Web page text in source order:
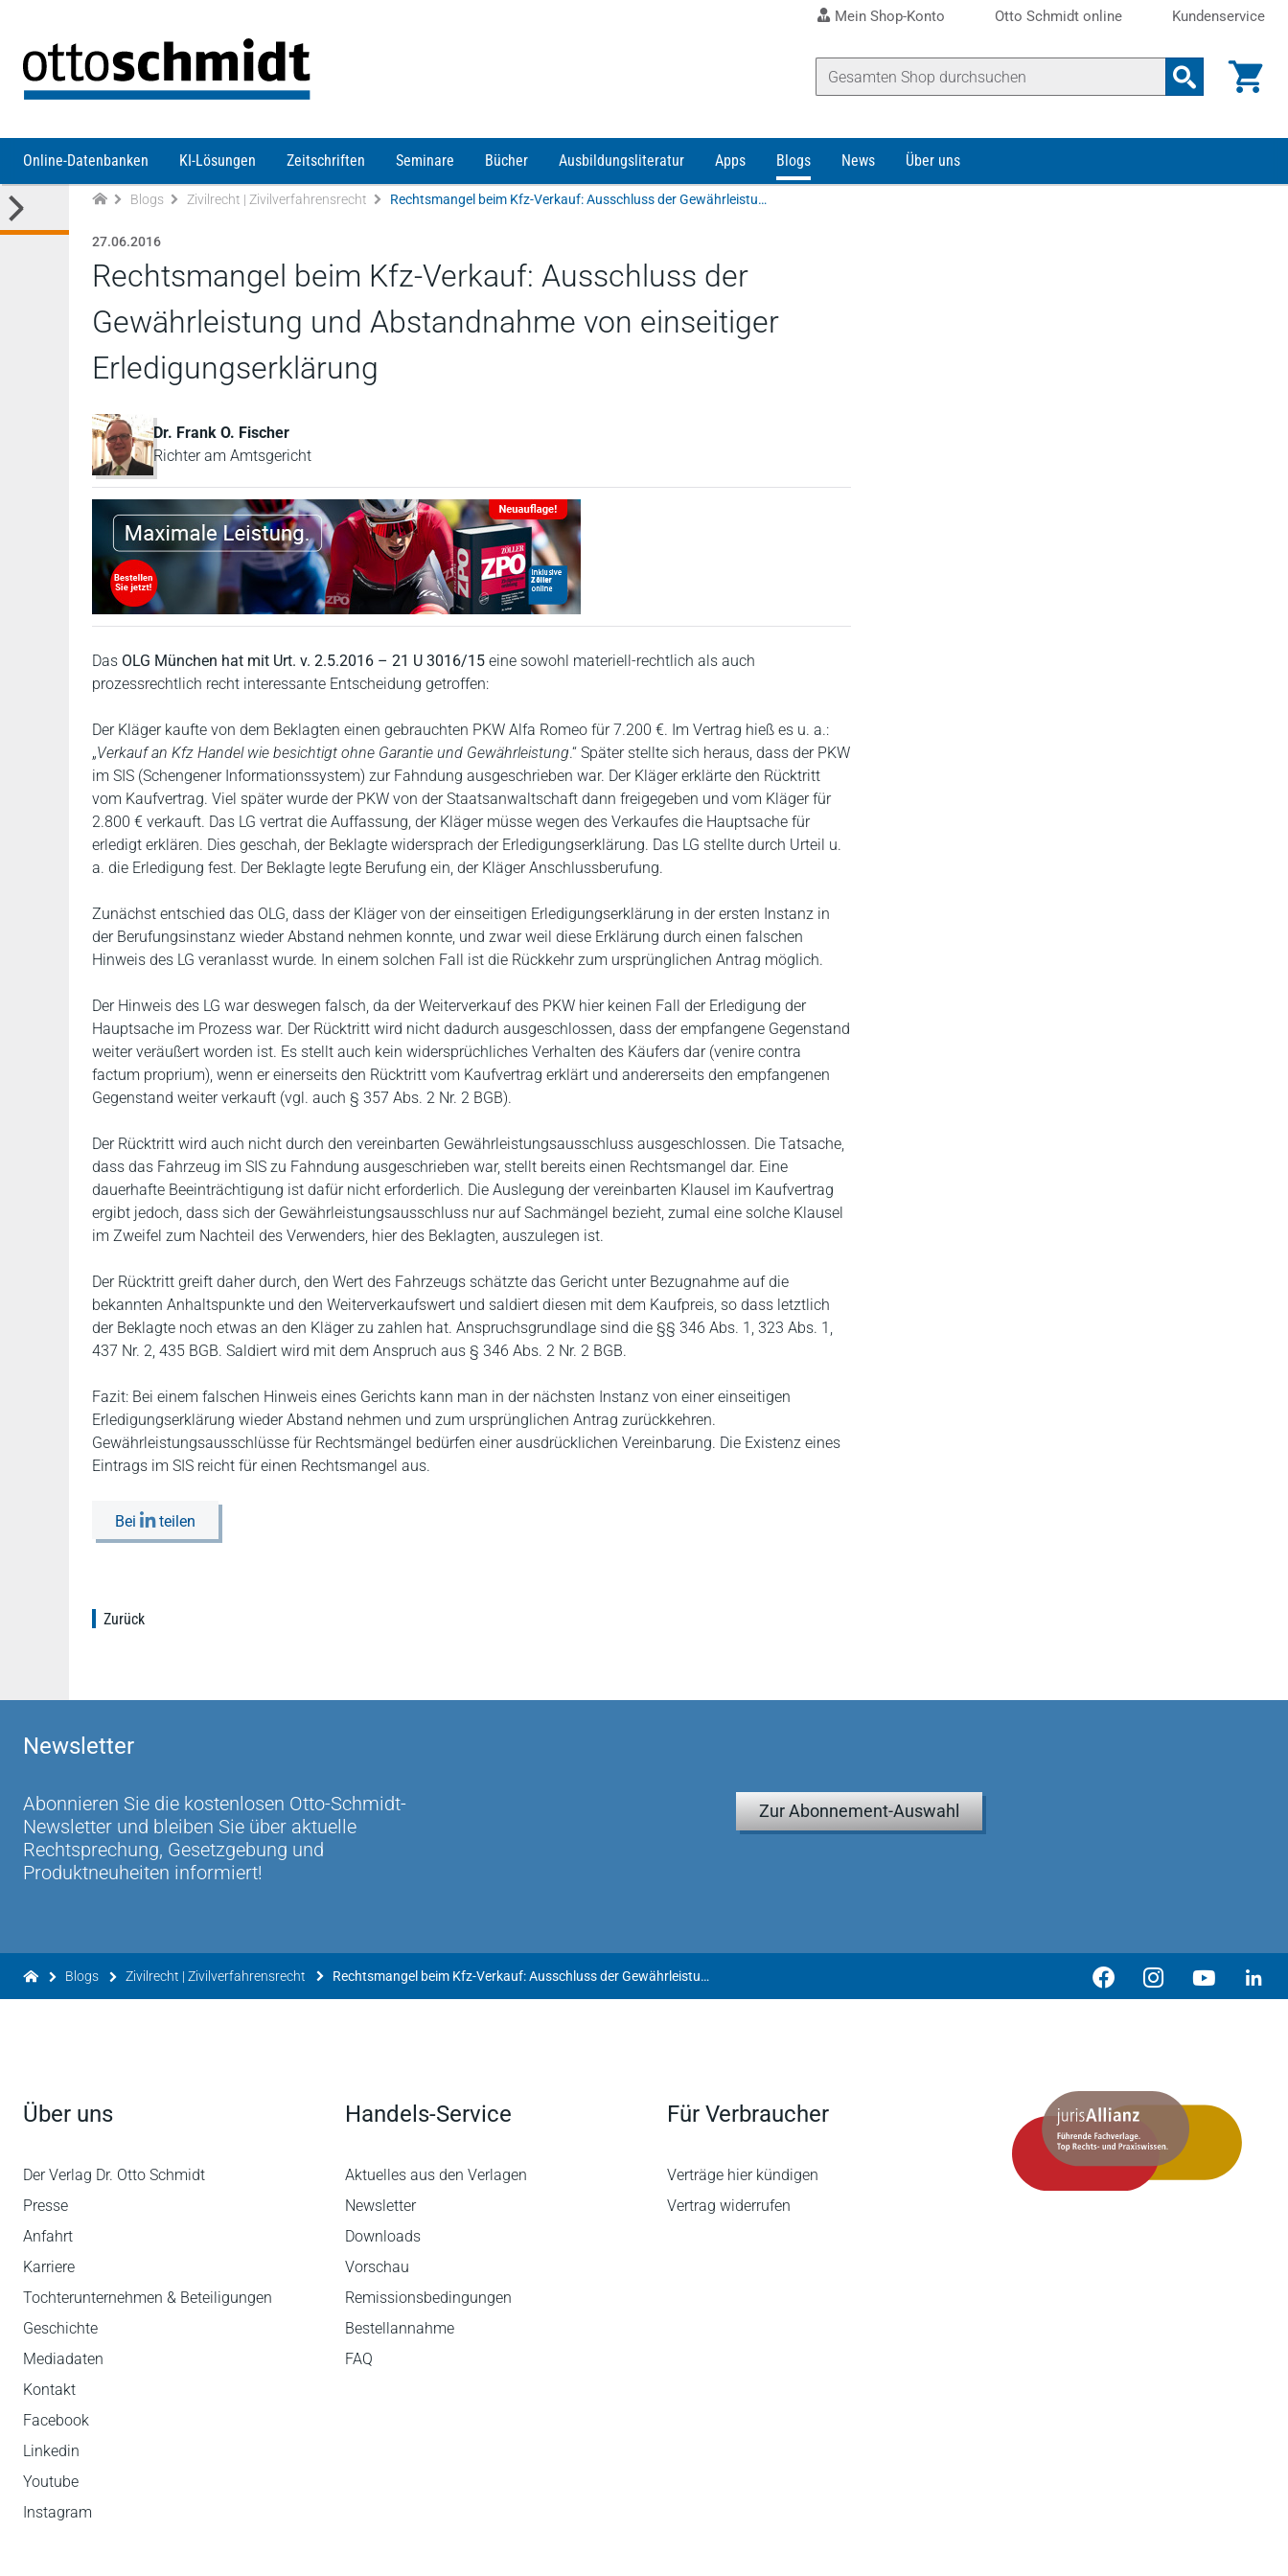
Mein Shop-Konto Otto Schmidt online Kundenservice
Online-Datenbanken KI-Lösungen Zeitschriften Seminare Bücher Ausbildungsliteratur Apps Blogs News Über uns
Blogs Zivilrecht | Zivilverfahrensrecht Rechtsmangel beim Kfz-Verkauf: Ausschluss der Gewährleistung und Abstandnahme von einseitiger Erledigungserklärung
27.06.2016
Rechtsmangel beim Kfz-Verkauf: Ausschluss der
Gewährleistung und Abstandnahme von einseitiger
Erledigungserklärung
Dr. Frank O. Fischer
Richter am Amtsgericht
Das OLG München hat mit Urt. v. 2.5.2016 – 21 U 3016/15 eine sowohl materiell-rechtlich als auch
prozessrechtlich recht interessante Entscheidung getroffen:
Der Kläger kaufte von dem Beklagten einen gebrauchten PKW Alfa Romeo für 7.200 €. Im Vertrag hieß es u. a.:
„Verkauf an Kfz Handel wie besichtigt ohne Garantie und Gewährleistung.“ Später stellte sich heraus, dass der PKW
im SIS (Schengener Informationssystem) zur Fahndung ausgeschrieben war. Der Kläger erklärte den Rücktritt
vom Kaufvertrag. Viel später wurde der PKW von der Staatsanwaltschaft dann freigegeben und vom Kläger für
2.800 € verkauft. Das LG vertrat die Auffassung, der Kläger müsse wegen des Verkaufes die Hauptsache für
erledigt erklären. Dies geschah, der Beklagte widersprach der Erledigungserklärung. Das LG stellte durch Urteil u.
a. die Erledigung fest. Der Beklagte legte Berufung ein, der Kläger Anschlussberufung.
Zunächst entschied das OLG, dass der Kläger von der einseitigen Erledigungserklärung in der ersten Instanz in
der Berufungsinstanz wieder Abstand nehmen konnte, und zwar weil diese Erklärung durch einen falschen
Hinweis des LG veranlasst wurde. In einem solchen Fall ist die Rückkehr zum ursprünglichen Antrag möglich.
Der Hinweis des LG war deswegen falsch, da der Weiterverkauf des PKW hier keinen Fall der Erledigung der
Hauptsache im Prozess war. Der Rücktritt wird nicht dadurch ausgeschlossen, dass der empfangene Gegenstand
weiter veräußert worden ist. Es stellt auch kein widersprüchliches Verhalten des Käufers dar (venire contra
factum proprium), wenn er einerseits den Rücktritt vom Kaufvertrag erklärt und andererseits den empfangenen
Gegenstand weiter verkauft (vgl. auch § 357 Abs. 2 Nr. 2 BGB).
Der Rücktritt wird auch nicht durch den vereinbarten Gewährleistungsausschluss ausgeschlossen. Die Tatsache,
dass das Fahrzeug im SIS zu Fahndung ausgeschrieben war, stellt bereits einen Rechtsmangel dar. Eine
dauerhafte Beeinträchtigung ist dafür nicht erforderlich. Die Auslegung der vereinbarten Klausel im Kaufvertrag
ergibt jedoch, dass sich der Gewährleistungsausschluss nur auf Sachmängel bezieht, zumal eine solche Klausel
im Zweifel zum Nachteil des Verwenders, hier des Beklagten, auszulegen ist.
Der Rücktritt greift daher durch, den Wert des Fahrzeugs schätzte das Gericht unter Bezugnahme auf die
bekannten Anhaltspunkte und den Weiterverkaufswert und saldiert diesen mit dem Kaufpreis, so dass letztlich
der Beklagte noch etwas an den Kläger zu zahlen hat. Anspruchsgrundlage sind die §§ 346 Abs. 1, 323 Abs. 1,
437 Nr. 2, 435 BGB. Saldiert wird mit dem Anspruch aus § 346 Abs. 2 Nr. 2 BGB.
Fazit: Bei einem falschen Hinweis eines Gerichts kann man in der nächsten Instanz von einer einseitigen
Erledigungserklärung wieder Abstand nehmen und zum ursprünglichen Antrag zurückkehren.
Gewährleistungsausschlüsse für Rechtsmängel bedürfen einer ausdrücklichen Vereinbarung. Die Existenz eines
Eintrags im SIS reicht für einen Rechtsmangel aus.
Bei teilen
Zurück
Newsletter
Abonnieren Sie die kostenlosen Otto-Schmidt-
Newsletter und bleiben Sie über aktuelle
Rechtsprechung, Gesetzgebung und
Produktneuheiten informiert!
Zur Abonnement-Auswahl
Blogs Zivilrecht | Zivilverfahrensrecht Rechtsmangel beim Kfz-Verkauf: Ausschluss der Gewährleistung und Abstandnahme von einseitiger Erledigungserklärung
Über uns
Der Verlag Dr. Otto Schmidt
Presse
Anfahrt
Karriere
Tochterunternehmen & Beteiligungen
Geschichte
Mediadaten
Kontakt
Facebook
Linkedin
Youtube
Instagram
Handels-Service
Aktuelles aus den Verlagen
Newsletter
Downloads
Vorschau
Remissionsbedingungen
Bestellannahme
FAQ
Für Verbraucher
Verträge hier kündigen
Vertrag widerrufen